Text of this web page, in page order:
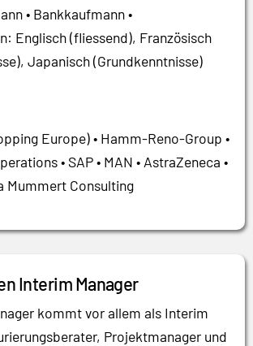
• Bankkaufmann •
Englisch (fliessend), Französisch
Japanisch (Grundkenntnisse)
Europe) • Hamm-Reno-Group •
• SAP • MAN • AstraZeneca •
Mummert Consulting
Interim Manager
kommt vor allem als Interim
Projektmanager und